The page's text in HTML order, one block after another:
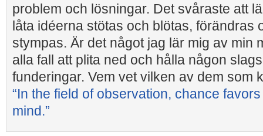
problem och lösningar. Det svåraste att
låta idéerna stötas och blötas, förändras
stympas. Är det något jag lär mig av min
alla fall att plita ned och hålla någon
funderingar. Vem vet vilken av dem som
“In the field of observation, chance
mind.”